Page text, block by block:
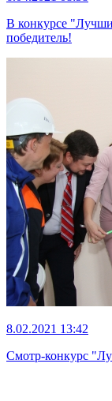
В конкурсе
победитель!
8.02.2021 13:42
Смотр-конкурс